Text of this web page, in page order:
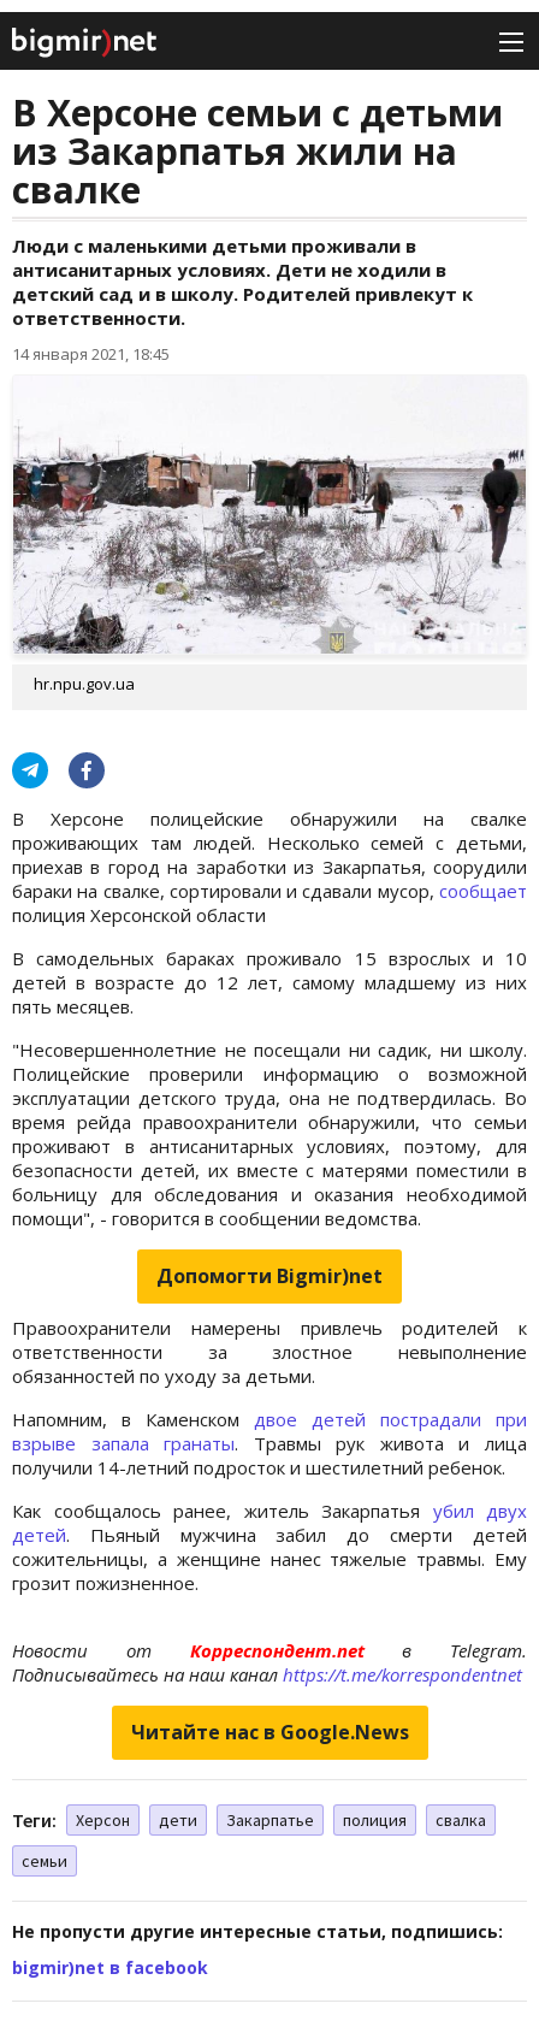
В Херсоне семьи с детьми
из Закарпатья жили на
свалке
Люди с маленькими детьми проживали в
антисанитарных условиях. Дети не ходили в
детский сад и в школу. Родителей привлекут к
ответственности.
14 января 2021, 18:45
hr.npu.gov.ua
В Херсоне полицейские обнаружили на свалке
проживающих там людей. Несколько семей с детьми,
приехав в город на заработки из Закарпатья, соорудили
бараки на свалке, сортировали и сдавали мусор, сообщает
полиция Херсонской области
В самодельных бараках проживало 15 взрослых и 10
детей в возрасте до 12 лет, самому младшему из них
пять месяцев.
"Несовершеннолетние не посещали ни садик, ни школу.
Полицейские проверили информацию о возможной
эксплуатации детского труда, она не подтвердилась. Во
время рейда правоохранители обнаружили, что семьи
проживают в антисанитарных условиях, поэтому, для
безопасности детей, их вместе с матерями поместили в
больницу для обследования и оказания необходимой
помощи", - говорится в сообщении ведомства.
Допомогти Bigmir)net
Правоохранители намерены привлечь родителей к
ответственности за злостное невыполнение
обязанностей по уходу за детьми.
Напомним, в Каменском двое детей пострадали при
взрыве запала гранаты. Травмы рук живота и лица
получили 14-летний подросток и шестилетний ребенок.
Как сообщалось ранее, житель Закарпатья убил двух
детей. Пьяный мужчина забил до смерти детей
сожительницы, а женщине нанес тяжелые травмы. Ему
грозит пожизненное.
Новости отКорреспондент.netв Telegram.
Подписывайтесь на наш канал https://t.me/korrespondentnet
Читайте нас в Google.News
Теги: Херсон дети Закарпатье полиция
свалка
семьи
Не пропусти другие интересные статьи, подпишись:
bigmir)net в facebook